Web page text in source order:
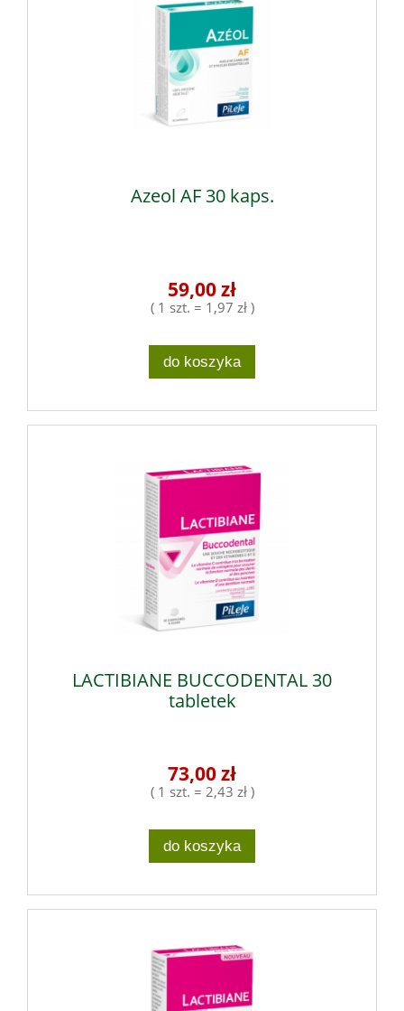
Azeol AF 30 kaps.
59,00 zł
( 1 szt. = 1,97 zł )
do koszyka
LACTIBIANE BUCCODENTAL 30
tabletek
73,00 zł
( 1 szt. = 2,43 zł )
do koszyka